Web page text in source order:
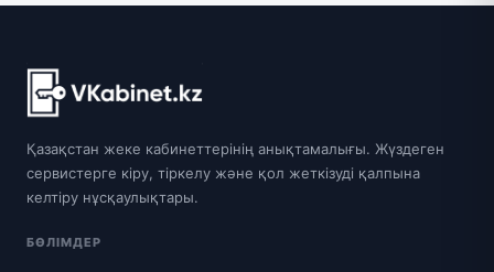
Қазақстан жеке кабинеттерінің анықтамалығы. Жүздеген
сервистерге кіру, тіркелу және қол жеткізуді қалпына
келтіру нұсқаулықтары.
БӨЛІМДЕР